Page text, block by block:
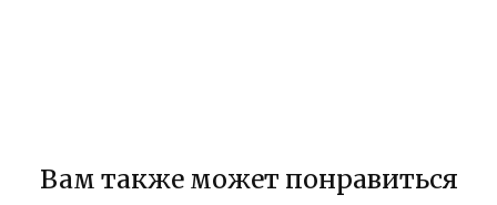
Вам также может понравиться